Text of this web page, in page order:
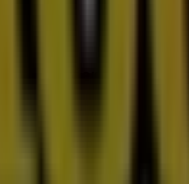
och Kaféer'nin diğer